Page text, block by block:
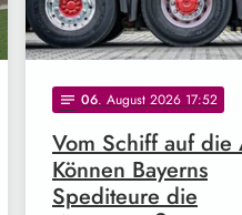
notes 06. August 2026 17:52
Vom Schiff auf die
Können Bayerns
Spediteure die